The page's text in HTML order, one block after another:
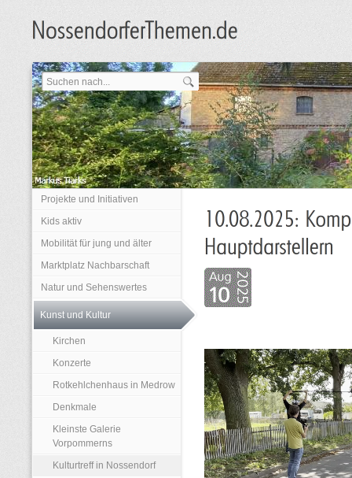
Projekte und Initiativen
Kids aktiv
Mobilität für jung und älter
Marktplatz Nachbarschaft
Natur und Sehenswertes
Kunst und Kultur
Kirchen
Konzerte
Rotkehlchenhaus in Medrow
Denkmale
Kleinste Galerie
Vorpommerns
Kulturtreff in Nossendorf